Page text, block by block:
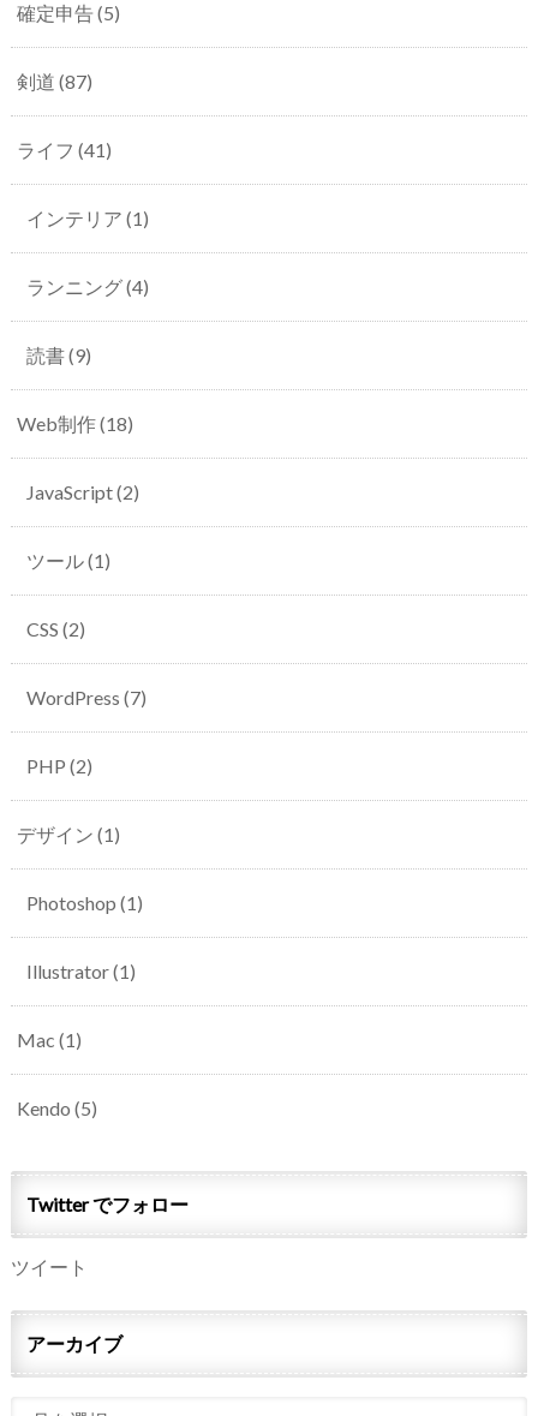
確定申告(5)
剣道 (87)
ライフ (41)
インテリア (1)
ランニング(4)
読書(9)
Web制作(18)
JavaScript(2)
ツール(1)
CSS (2)
WordPress (7)
PHP (2)
デザイン (1)
Photoshop (1)
Illustrator(1)
Mac (1)
Kendo (5)
Twitter でフォロー
ツイート
アーカイブ